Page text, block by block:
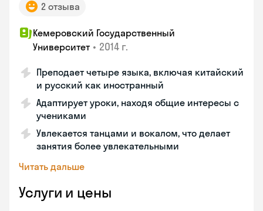
2 отзыва
Кемеровский Государственный
Университет • 2014 г.
Преподает четыре языка, включая китайский
и русский как иностранный
Адаптирует уроки, находя общие интересы с
учениками
Увлекается танцами и вокалом, что делает
занятия более увлекательными
Читать дальше
Услуги и цены